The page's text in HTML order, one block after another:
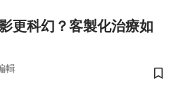
更科幻？客製化治療如
輯
儲